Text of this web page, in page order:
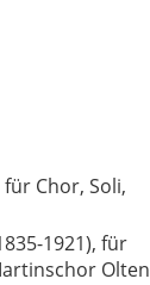
für Chor, Soli,
1921), für
Olten